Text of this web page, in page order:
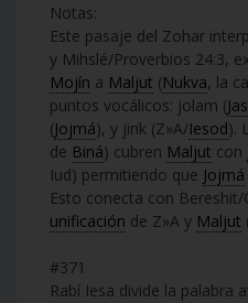
Notas:
Este pasaje del Zohar
y Mihslé/Proverbios 24:3,
Mojín a Maljut (Nukva, la
puntos vocálicos: jolam (
(Jojmá), y jirik (Z»A/Iesod).
de Biná) cubren Maljut con
Iud) permitiendo que Jojmá
Esto conecta con Bereshit/
unificación de Z»A y Maljut
#371
Rabí Iesa divide la palabra